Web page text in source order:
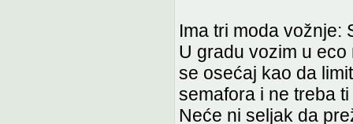
Ima tri moda vožnje:
U gradu vozim u
se osećaj kao da
semafora i ne treba
Neće ni seljak da